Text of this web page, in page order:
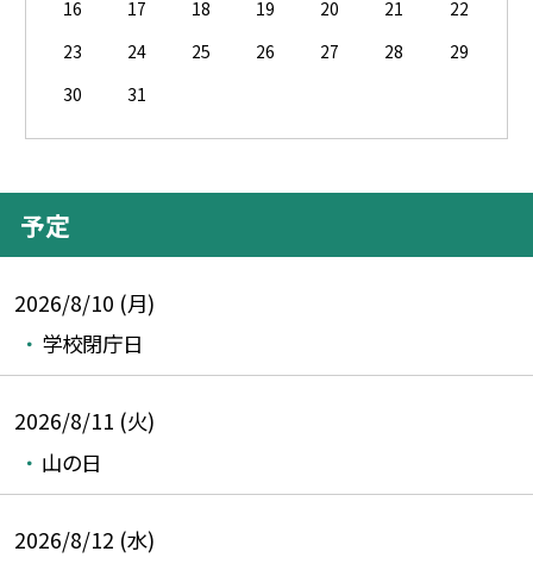
16
17 18 19 20 21
22
23
24 25 26 27 28
29
30
31
予定
2026/8/10 (月)
学校閉庁日
2026/8/11 (火)
山の日
2026/8/12 (水)